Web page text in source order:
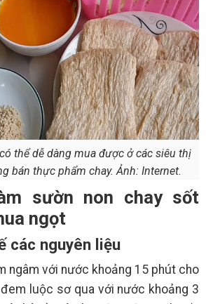
thể dễ dàng mua được ở các siêu thị
bán thực phẩm chay. Ảnh: Internet.
sườn non chay sốt
ngọt
các nguyên liệu
ngâm với nước khoảng 15 phút cho
luộc sơ qua với nước khoảng 3